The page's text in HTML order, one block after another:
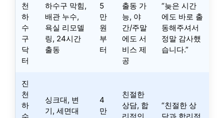
천
하
수
구
닥
터
하수구 막힘,
배관 누수,
욕실 리모델
링, 24시간
출동
5
만
원
부
터
출동 가
능, 야
간/주말
에도 서
비스 제
공
“늦은 시간
에도 바로 출
동해주셔서
정말 감사했
습니다.”
진
천
하
수
싱크대, 변
기, 세면대
4
만
친절한
상담, 합
리적인
“친절한 상
담과 합리적